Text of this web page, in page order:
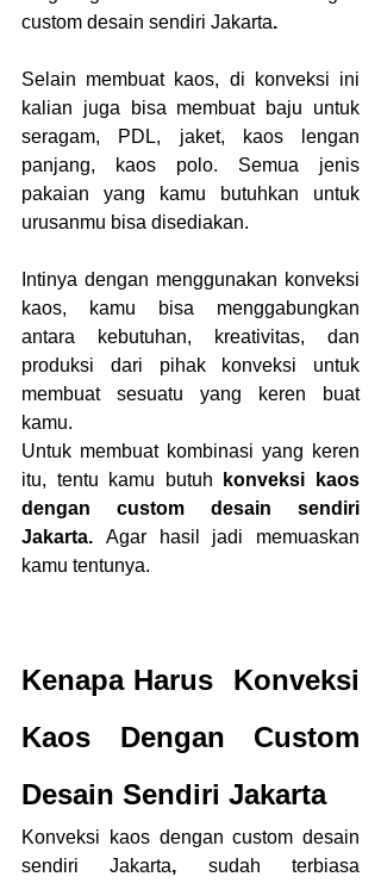
custom desain sendiri Jakarta.
Selain membuat kaos, di konveksi ini
kalian juga bisa membuat baju untuk
seragam, PDL, jaket, kaos lengan
panjang, kaos polo. Semua jenis
pakaian yang kamu butuhkan untuk
urusanmu bisa disediakan.
Intinya dengan menggunakan konveksi
kaos, kamu bisa menggabungkan
antara kebutuhan, kreativitas, dan
produksi dari pihak konveksi untuk
membuat sesuatu yang keren buat
kamu.
Untuk membuat kombinasi yang keren
itu, tentu kamu butuh
konveksi kaos
dengan custom desain sendiri
Jakarta. Agar hasil jadi memuaskan
kamu tentunya.
Kenapa Harus  Konveksi
Kaos Dengan Custom
Desain Sendiri Jakarta
Konveksi kaos dengan custom desain
sendiri Jakarta, sudah terbiasa